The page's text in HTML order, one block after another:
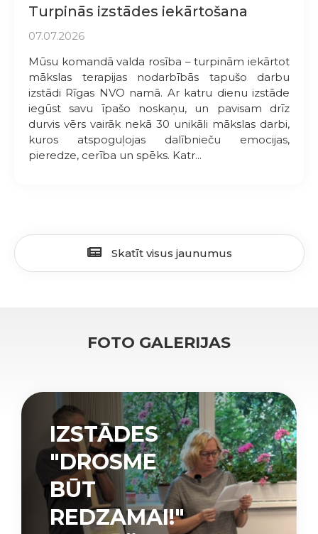
Turpinās izstādes iekārtošana
07.07.2026
Mūsu komandā valda rosība – turpinām iekārtot
mākslas terapijas nodarbībās tapušo darbu
izstādi Rīgas NVO namā. Ar katru dienu izstāde
iegūst savu īpašo noskaņu, un pavisam drīz
durvis vērs vairāk nekā 30 unikāli mākslas darbi,
kuros atspoguļojas dalībnieču emocijas,
pieredze, cerība un spēks. Katr...
Skatīt visus jaunumus
FOTO GALERIJAS
IZSTĀDES
"DROSME
BŪT
REDZAMAI!"